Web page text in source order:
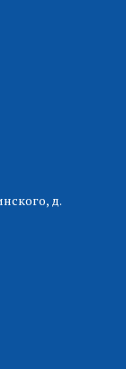
д.